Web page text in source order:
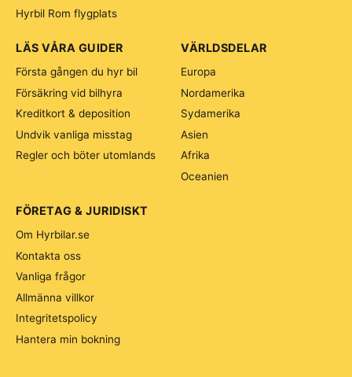
Hyrbil Rom flygplats
VÄRLDSDELAR
Europa
Nordamerika
Sydamerika
Asien
Afrika
Oceanien
LÄS VÅRA GUIDER
Första gången du hyr bil
Försäkring vid bilhyra
Kreditkort & deposition
Undvik vanliga misstag
Regler och böter utomlands
FÖRETAG & JURIDISKT
Om Hyrbilar.se
Kontakta oss
Vanliga frågor
Allmänna villkor
Integritetspolicy
Hantera min bokning